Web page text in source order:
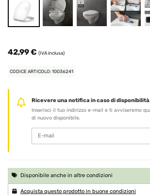
42,99 € (IVA inclusa)
CODICE ARTICOLO: 10036241
Ricevere una notifica in caso di
Inserisci il tuo indirizzo e-mail e ti avviseremo
di nuovo disponibile.
Disponibile anche in altre condizioni
Acquista questo prodotto in buone condizioni